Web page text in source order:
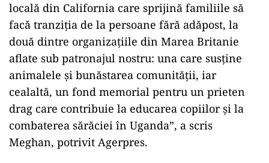
locală din California care sprijină familiile să
facă tranziţia de la persoane fără adăpost, la
două dintre organizaţiile din Marea Britanie
aflate sub patronajul nostru: una care susţine
animalele şi bunăstarea comunităţii, iar
cealaltă, un fond memorial pentru un prieten
drag care contribuie la educarea copiilor şi la
combaterea sărăciei în Uganda”, a scris
Meghan, potrivit Agerpres.